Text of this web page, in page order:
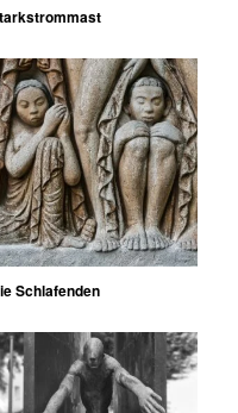
Schlafenden